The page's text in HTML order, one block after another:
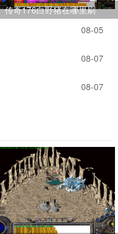
传奇176白野猪在哪里刷
08-05
08-07
08-07